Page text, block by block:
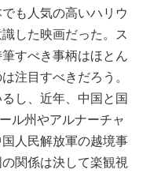
も人気の高いハリウ
した映画だった。ス
すべき事柄はほとん
注目すべきだろう。
し、近年、中国と国
ル州やアルナーチャ
人民解放軍の越境事
関係は決して楽観視